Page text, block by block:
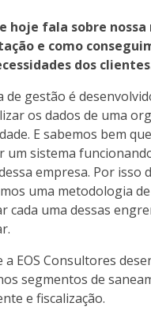
hoje fala sobre
e como
dos
de gestão é
os dados de uma
E sabemos bem
um sistema
empresa. Por isso
uma metodologia
cada uma dessas
EOS Consultores
segmentos de
e fiscalização.